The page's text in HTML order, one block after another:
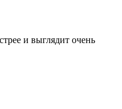
и выглядит очень